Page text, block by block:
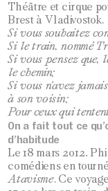
Théâtre et cirque
Brest à Vladivostok.
Si vous souhaitez
Si le train, nommé
Si vous pensez que,
le chemin;
Si vous n’avez
à son voisin;
Pour ceux qui
On a fait tout ce
d’habitude
Le 18 mars 2012,
comédiens en
Atavisme. Ce